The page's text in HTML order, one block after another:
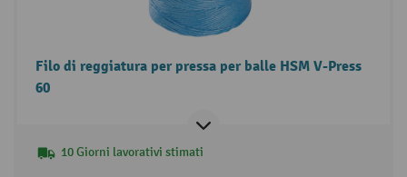
Filo di reggiatura per pressa per balle HSM V-Press
60
10 Giorni lavorativi stimati